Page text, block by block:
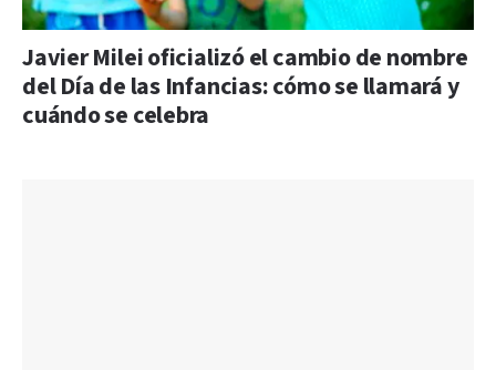
Javier Milei oficializó el cambio de nombre
del Día de las Infancias: cómo se llamará y
cuándo se celebra